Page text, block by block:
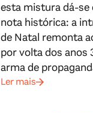
esta mistura dá-se
nota histórica: a
de Natal remonta
por volta dos anos
arma de
Ler mais